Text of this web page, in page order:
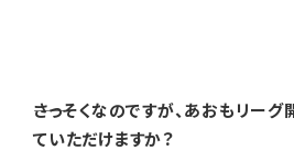
――さっそくなのですが、あおもリー
ていただけますか？